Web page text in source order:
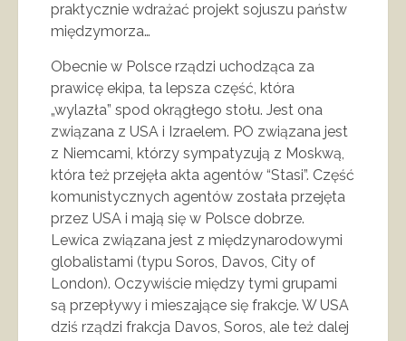
praktycznie wdrażać projekt sojuszu państw
międzymorza…
Obecnie w Polsce rządzi uchodząca za
prawicę ekipa, ta lepsza część, która
„wylazła” spod okrągłego stołu. Jest ona
związana z USA i Izraelem. PO związana jest
z Niemcami, którzy sympatyzują z Moskwą,
która też przejęła akta agentów “Stasi”. Część
komunistycznych agentów została przejęta
przez USA i mają się w Polsce dobrze.
Lewica związana jest z międzynarodowymi
globalistami (typu Soros, Davos, City of
London). Oczywiście między tymi grupami
są przepływy i mieszające się frakcje. W USA
dziś rządzi frakcja Davos, Soros, ale też dalej